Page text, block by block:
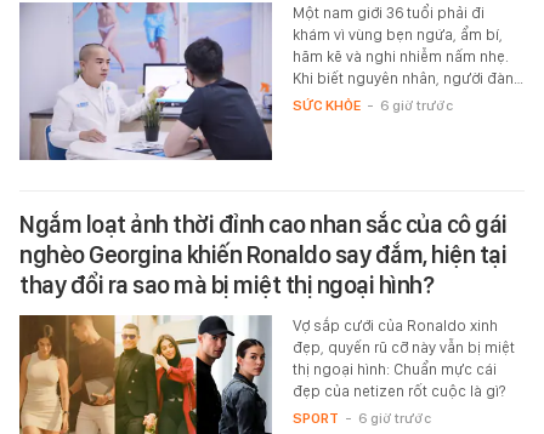
Một nam giới 36 tuổi phải đi
khám vì vùng bẹn ngứa, ẩm bí,
hăm kẽ và nghi nhiễm nấm nhẹ.
Khi biết nguyên nhân, người đàn…
SỨC KHỎE - 6 giờ trước
Ngắm loạt ảnh thời đỉnh cao nhan sắc của cô gái
nghèo Georgina khiến Ronaldo say đắm, hiện tại
thay đổi ra sao mà bị miệt thị ngoại hình?
Vợ sắp cưới của Ronaldo xinh
đẹp, quyến rũ cỡ này vẫn bị miệt
thị ngoại hình: Chuẩn mực cái
đẹp của netizen rốt cuộc là gì?
SPORT - 6 giờ trước